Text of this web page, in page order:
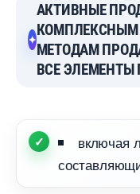
АКТИВНЫЕ
МЕТОДАМ
СЕ ЭЛЕМЕНТЫ
ключая